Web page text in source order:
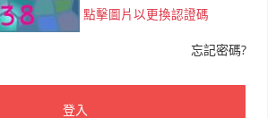
點擊圖片以更換認證碼
忘記密碼?
登入